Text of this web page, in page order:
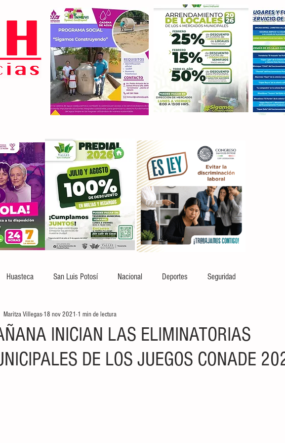
Huasteca San Luis Potosí Nacional Deportes Seguridad
INICIAN LAS ELIMINATORIAS
DE LOS JUEGOS CONADE
Maritza Villegas 18 nov 2021 1 min de lectura